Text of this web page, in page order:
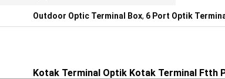
Outdoor Optic Terminal Box, 6 Port Optik
Kotak Terminal Optik Kotak Terminal Ftth